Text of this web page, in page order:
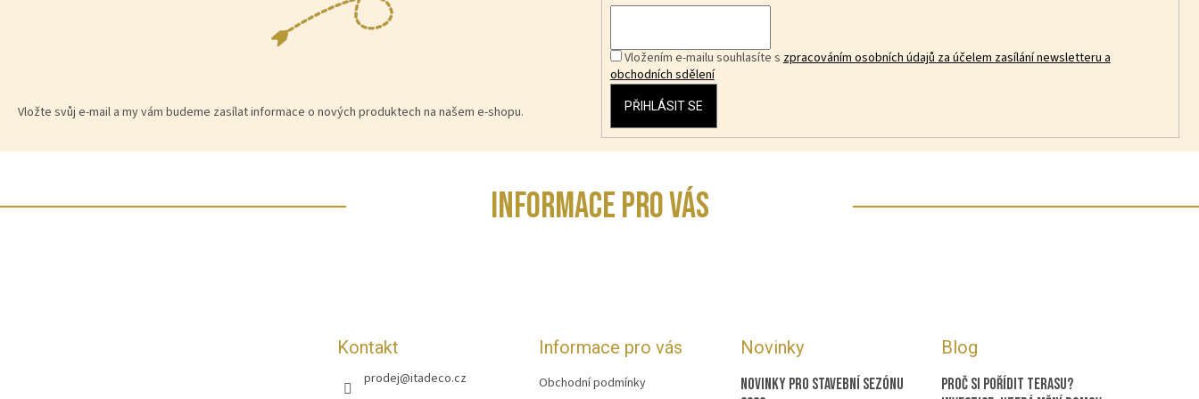
Vložte svůj e-mail a my vám budeme zasílat informace o nových produktech na našem e-shopu.
Vložením e-mailu souhlasíte s zpracováním osobních údajů za účelem zasílání newsletteru a
obchodních sdělení
PŘIHLÁSIT SE
INFORMACE PRO VÁS
Kontakt
prodej@itadeco.cz
Informace pro vás
Obchodní podmínky
Novinky
Novinky pro stavební sezónu
Blog
Proč si pořídit terasu?